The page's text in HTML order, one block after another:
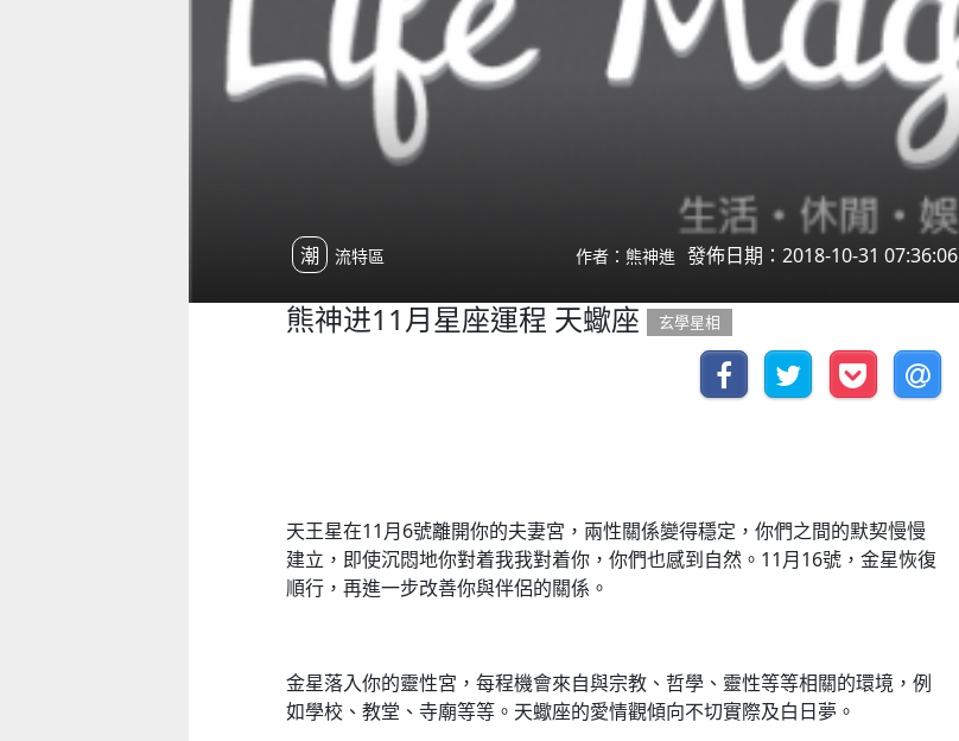
潮流特區 作者：熊神進 發佈日期：2018-10-31 07:36:06
熊神进11月星座運程 天蠍座 玄學星相
天王星在11月6號離開你的夫妻宮，兩性關係變得穩定，你們之間的默契慢慢
建立，即使沉悶地你對着我我對着你，你們也感到自然。11月16號，金星恢復
順行，再進一步改善你與伴侶的關係。
金星落入你的靈性宮，每程機會來自與宗教、哲學、靈性等等相關的環境，例
如學校、教堂、寺廟等等。天蠍座的愛情觀傾向不切實際及白日夢。